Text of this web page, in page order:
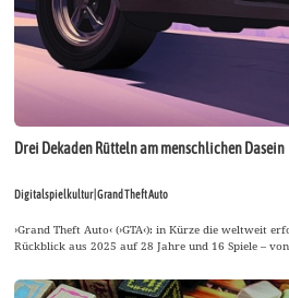
Drei Dekaden Rütteln am menschlichen Dasein
Digitalspielkultur | Grand Theft Auto
›Grand Theft Auto‹ (›GTA‹): in Kürze die weltweit
Rückblick aus 2025 auf 28 Jahre und 16 Spiele –